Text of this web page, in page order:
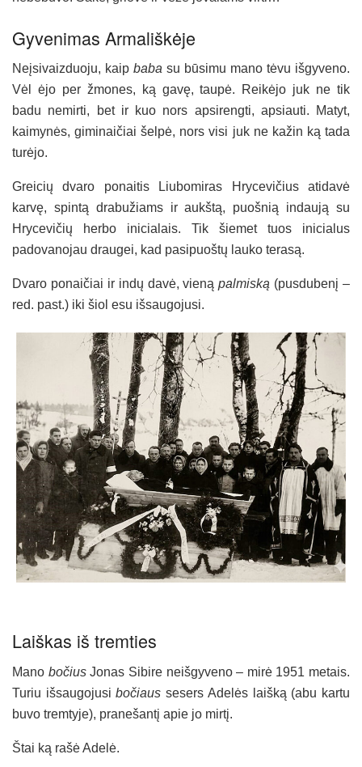
Gyvenimas Armališkėje
Neįsivaizduoju, kaip baba su būsimu mano tėvu išgyveno.
Vėl ėjo per žmones, ką gavę, taupė. Reikėjo juk ne tik
badu nemirti, bet ir kuo nors apsirengti, apsiauti. Matyt,
kaimynės, giminaičiai šelpė, nors visi juk ne kažin ką tada
turėjo.
Greicių dvaro ponaitis Liubomiras Hrycevičius atidavė
karvę, spintą drabužiams ir aukštą, puošnią indaują su
Hrycevičių herbo inicialais. Tik šiemet tuos inicialus
padovanojau draugei, kad pasipuoštų lauko terasą.
Dvaro ponaičiai ir indų davė, vienąpalmiską (pusdubenį –
red. past.) iki šiol esu išsaugojusi.
Laiškas iš tremties
Mano bočiusJonas Sibire neišgyveno – mirė 1951 metais.
Turiu išsaugojusibočiaus sesers Adelės laišką (abu kartu
buvo tremtyje), pranešantį apie jo mirtį.
Štai ką rašė Adelė.